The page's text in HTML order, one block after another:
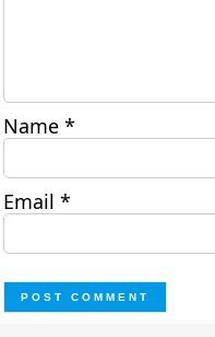
Name *
Email *